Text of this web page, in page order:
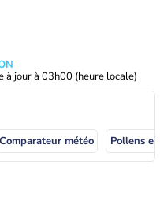
à jour à 03h00 (heure locale)
Comparateur météo Pollens